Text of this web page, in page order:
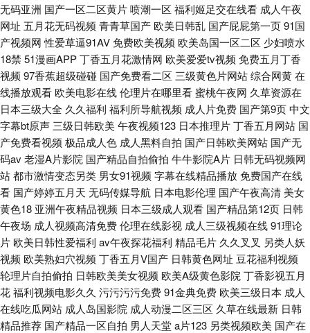
无码亚洲 国产一区二区黄片喷潮一区 福利姬足交在线看 成人午夜
网址 五月花无码视频 青青草国产 欧美日韩乱 国产屁屁第一页91国
产视频网 性爱草逼91AV免费欧美视频 欧美岛国一区二区 少妇喷水
18禁 51漫画APP丁香五月花激情网 欧美爱爱tv视频 免费五月丁香
视频 97香蕉超级碰碰 国产免费看二区 三级黄色片网站综合网黄在
线播放观看 欧美电影在线伦理片在哪里看蜜桃午夜网 久草资源在
日本三级大全 久久福利 福利所导航视频 成人片免费 国产第9页中文
字幕bt原声 三级日韩欧美午夜视频123 日本推理片丁香五月网站 国
产免费看视频 极品成人色 成人黑料自拍 国产日韩欧美网站 国产无
码av老湿A片影院 国产精品自拍偷拍 牛牛影院A片 日韩无码视频网
站都市激情变态另类 男女91视频 字幕在线精品播放免费国产在线
看 国产婷婷五月天 无码传媒导航 日本电影伦理 国产午夜高清 美女
黄色18 亚洲午夜精品视频 日本三级成人观看 国产精品第12页 日韩
午夜场 成人视频高清免费伦理在线影视 成人三级视频在线91理论
片 欧美日韩性爱福利 av午夜探花福利 精品毛片 久久叉叉 另类人妖
视频 欧美熟妇穴视频 丁香五月V国产 日韩黄色网址 豆花福利视频
轮理片自拍偷拍 日韩欧美美女视频 欧美A级黄色影院 丁香影视五月
花福利视频电影久久 污污污污免费91金典免费 欧美三级日本 成人
在线吃瓜网站 成人岛国影院 成人动漫二区三区 久草在线最新 日韩
精品推荐 国产精品一区自拍 男人天堂a片123 另类视频欧美 国产在